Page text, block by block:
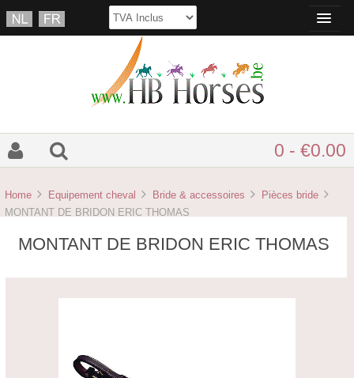
0 - €0.00
Home Equipement cheval Bride & accessoires
Pièces bride
MONTANT DE BRIDON ERIC THOMAS
MONTANT DE BRIDON ERIC THOMAS